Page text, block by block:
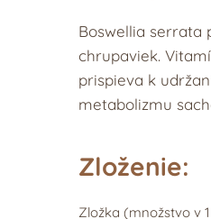
Boswellia serrata
chrupaviek.
prispieva k
metabolizmu
Zloženie:
Zložka (množstvo v